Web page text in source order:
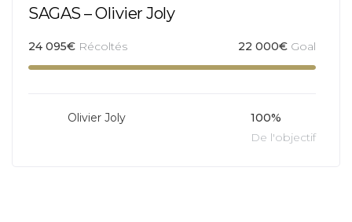
SAGAS – Olivier Joly
24 095€ Récoltés 22 000€ Goal
Olivier Joly
100%
De l'objectif